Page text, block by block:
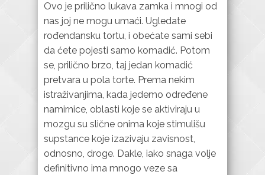
Ovo je prilično lukava zamka i mnogi od
nas joj ne mogu umaći. Ugledate
rođendansku tortu, i obećate sami sebi
da ćete pojesti samo komadić. Potom
se, prilično brzo, taj jedan komadić
pretvara u pola torte. Prema nekim
istraživanjima, kada jedemo određene
namirnice, oblasti koje se aktiviraju u
mozgu su slične onima koje stimulišu
supstance koje izazivaju zavisnost,
odnosno, droge. Dakle, iako snaga volje
definitivno ima mnogo veze sa